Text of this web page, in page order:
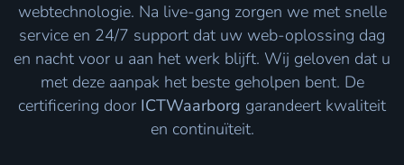
webtechnologie. Na live-gang zorgen we met snelle
service en 24/7 support dat uw web-oplossing dag
en nacht voor u aan het werk blijft. Wij geloven dat u
met deze aanpak het beste geholpen bent. De
certificering door ICTWaarborg garandeert kwaliteit
en continuïteit.